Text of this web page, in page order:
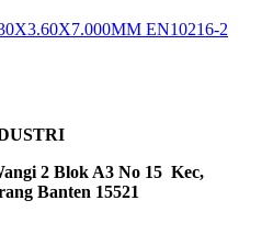
EN10216-2
2 Blok A3 No 15 Kec,
Banten 15521